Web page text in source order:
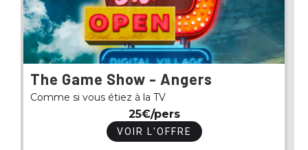
The Game Show - Angers
Comme si vous étiez à la TV
25€/pers
VOIR L'OFFRE